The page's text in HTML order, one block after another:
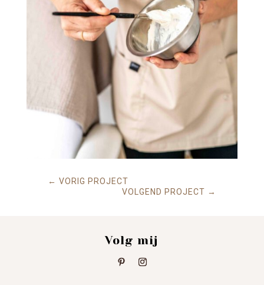
← VORIG PROJECT
VOLGEND PROJECT →
Volg mij